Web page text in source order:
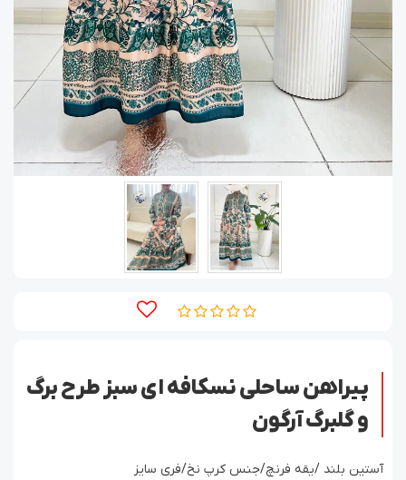
پیراهن ساحلی نسکافه ای سبز طرح برگ
و گلبرگ آرگون
آستین بلند /یقه فرنچ/جنس کرپ نخ/فری سایز